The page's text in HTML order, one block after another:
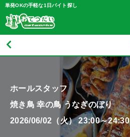
単発OKの手軽な1日バイト探し
ホールスタッフ
焼き鳥 幸の鳥 うなぎのぼり
2026/06/02（火） 23:00～24:30